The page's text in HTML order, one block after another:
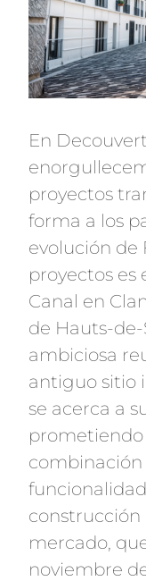
En
proyectos
forma a los
evolución de
proyectos es
Canal en
de Hauts-de-
ambiciosa
antiguo sitio
se acerca a
construcción
mercado,
noviembre